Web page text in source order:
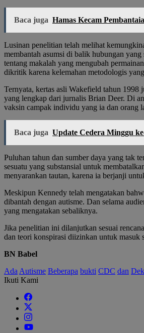
Baca juga Hamas Kecam
Lusinan penelitian telah melihat
membantah asumsi di balik hubungan
tentang makalah yang mengubah
dikritik karena kelemahan metodologis
Ternyata, kertas asli Wakefield tahun 1998
yang lengkap dari jurnalis Brian Deer. Di
vaksin campak individu yang ia dan orang
Baca juga Update Cedera Minggu
Puluhan tahun dan sumber daya yang tak
sesuatu yang substansial untuk
menyarankan tautan, karena ia berjanji
Meskipun Kennedy telah mengatakan
dibantah dengan autisme. Dan selama
yang mengatakan sebaliknya.
Jika penelitian ini dilanjutkan sesuai
dan teori konspirasi diizinkan untuk masuk
BN Babel
Ada Autisme Beberapa bukti CDC dan
Ikuti Kami